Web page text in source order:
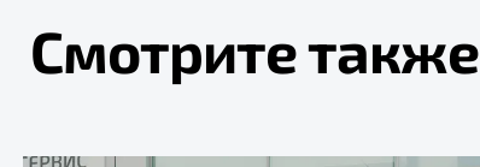
Смотрите также